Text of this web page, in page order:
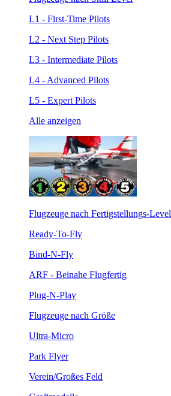
L1 - First-Time Pilots
L2 - Next Step Pilots
L3 - Intermediate Pilots
L4 - Advanced Pilots
L5 - Expert Pilots
Alle anzeigen
Flugzeuge nach Fertigstellungs-Level
Ready-To-Fly
Bind-N-Fly
ARF - Beinahe Flugfertig
Plug-N-Play
Flugzeuge nach Größe
Ultra-Micro
Park Flyer
Verein/Großes Feld